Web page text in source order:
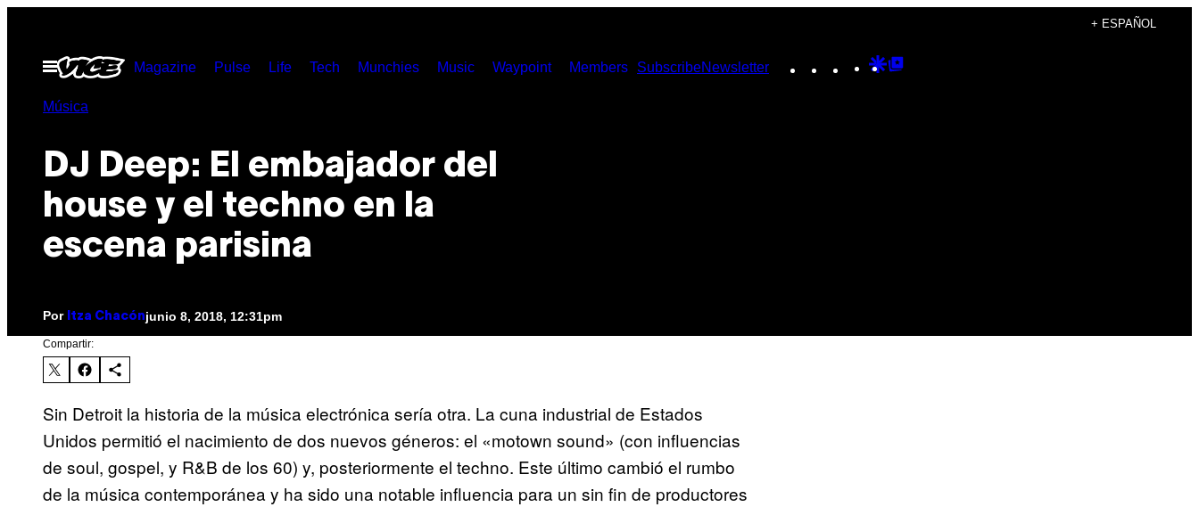
contenido
+ ESPAÑOL
Abrir
Menú
Magazine Pulse Life Tech Munchies Music Waypoint Members SubscribeNewsletter Instagram
TikTokYouTube
Google
Música
DJ Deep: El embajador del
house y el techno en la
escena parisina
Por Itza Chacónjunio 8, 2018, 12:31pm
Compartir:
Sin Detroit la historia de la música electrónica sería otra. La cuna industrial de Estados
Unidos permitió el nacimiento de dos nuevos géneros: el «motown sound» (con influencias
de soul, gospel, y R&B de los 60) y, posteriormente el techno. Este último cambió el rumbo
de la música contemporánea y ha sido una notable influencia para un sin fin de productores